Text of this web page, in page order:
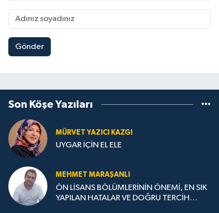
Gönder
Son Köşe Yazıları
MÜRVET YAZICI KAZGI
UYGAR İÇİN EL ELE
MEHMET MARAŞANLI
ÖN LİSANS BÖLÜMLERİNİN ÖNEMİ, EN SIK
YAPILAN HATALAR VE DOĞRU TERCİH